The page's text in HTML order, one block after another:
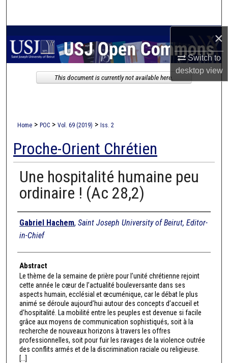
×
Switch to
desktopview
My Account
Home > POC > Vol. 69 (2019) > Iss. 2
Proche-Orient Chrétien
Une hospitalité humaine peu
ordinaire ! (Ac 28,2)
Authors
Gabriel Hachem, Saint Joseph University of Beirut, Editor-
in-Chief
Abstract
Le thème de la semaine de prière pour l’unité chrétienne rejoint
cette année le cœur de l’actualité bouleversante dans ses
aspects humain, ecclésial et œcuménique, car le débat le plus
animé se déroule aujourd’hui autour des concepts d’accueil et
d’hospitalité. La mobilité entre les peuples est devenue si facile
grâce aux moyens de communication sophistiqués, soit à la
recherche de nouveaux horizons à travers les offres
professionnelles, soit pour fuir les ravages de la violence outrée
des conflits armés et de la discrimination raciale ou religieuse.
[...]
This document is currently not available here.